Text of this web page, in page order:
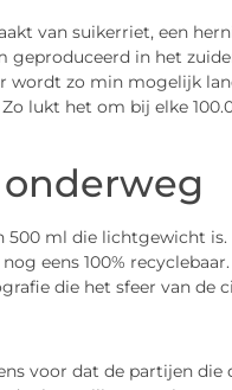
van suikerriet, een
geproduceerd in het
wordt zo min mogelijk
lukt het om bij elke
500 ml die lichtgewicht
eens 100%
die het sfeer van de
voor dat de partijen